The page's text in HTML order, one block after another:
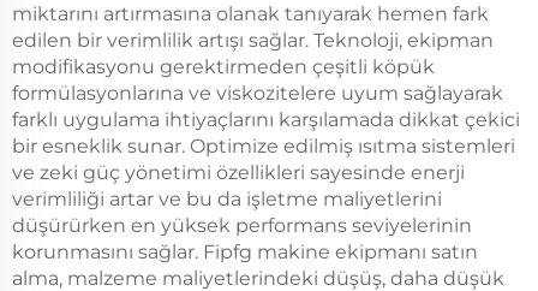
miktarını artırmasına olanak tanıyarak hemen fark
edilen bir verimlilik artışı sağlar. Teknoloji, ekipman
modifikasyonu gerektirmeden çeşitli köpük
formülasyonlarına ve viskozitelere uyum sağlayarak
farklı uygulama ihtiyaçlarını karşılamada dikkat çekici
bir esneklik sunar. Optimize edilmiş ısıtma sistemleri
ve zeki güç yönetimi özellikleri sayesinde enerji
verimliliği artar ve bu da işletme maliyetlerini
düşürürken en yüksek performans seviyelerinin
korunmasını sağlar. Fipfg makine ekipmanı satın
alma, malzeme maliyetlerindeki düşüş, daha düşük